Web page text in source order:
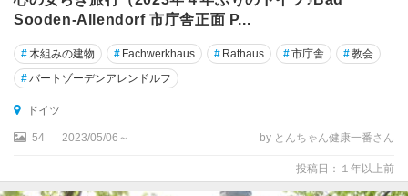
ト
ン
ブ
ル
ク
Sooden-Allendorf 市庁舎正面 P...
# 木組みの建物 # Fachwerkhaus # Rathaus #市庁舎 #教会
#バートゾーデンアレンドルフ
ドイツ
54 2023/05/06～ by とんちゃん健康一番さん
投稿日：１年以上前